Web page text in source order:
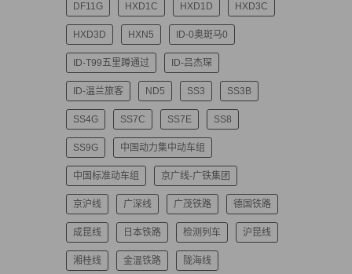
DF11G HXD1C HXD1D HXD3C
HXD3D HXN5 ID-0奥斑马0
ID-T99五里蹲通过 ID-吕杰琛
ID-温兰旅客 ND5 SS3 SS3B
SS4G SS7C SS7E SS8
SS9G 中国动力集中动车组
中国标准动车组 京广线-广铁集团
京沪线 广深线 广茂铁路 德国铁路
成昆线 日本铁路 检测列车 沪昆线
湘桂线 金温铁路 陇海线